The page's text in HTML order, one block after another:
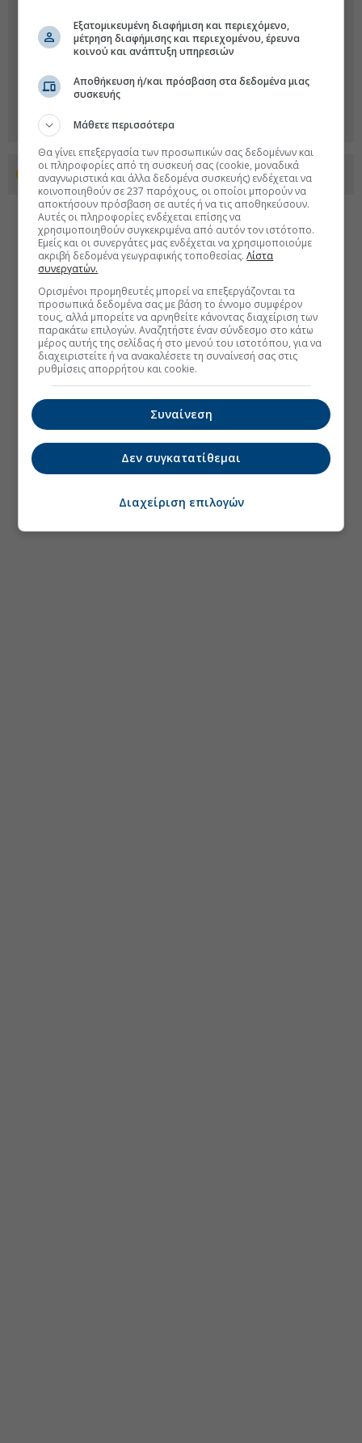
Προσθέστε το euro2day.gr στο Discover
Εξατομικευμένη διαφήμιση και περιεχόμενο,
μέτρηση διαφήμισης και περιεχομένου, έρευνα
κοινού και ανάπτυξη υπηρεσιών
Αποθήκευση ή/και πρόσβαση στα δεδομένα μιας
συσκευής
Μάθετε περισσότερα
Θα γίνει επεξεργασία των προσωπικών σας δεδομένων και
οι πληροφορίες από τη συσκευή σας (cookie, μοναδικά
αναγνωριστικά και άλλα δεδομένα συσκευής) ενδέχεται να
κοινοποιηθούν σε 237 παρόχους, οι οποίοι μπορούν να
αποκτήσουν πρόσβαση σε αυτές ή να τις αποθηκεύσουν.
Αυτές οι πληροφορίες ενδέχεται επίσης να
χρησιμοποιηθούν συγκεκριμένα από αυτόν τον ιστότοπο.
Εμείς και οι συνεργάτες μας ενδέχεται να χρησιμοποιούμε
ακριβή δεδομένα γεωγραφικής τοποθεσίας.Λίστα
συνεργατών.
Ορισμένοι προμηθευτές μπορεί να επεξεργάζονται τα
προσωπικά δεδομένα σας με βάση το έννομο συμφέρον
τους, αλλά μπορείτε να αρνηθείτε κάνοντας διαχείριση των
παρακάτω επιλογών. Αναζητήστε έναν σύνδεσμο στο κάτω
μέρος αυτής της σελίδας ή στο μενού του ιστοτόπου, για να
διαχειριστείτε ή να ανακαλέσετε τη συναίνεσή σας στις
ρυθμίσεις απορρήτου και cookie.
Συναίνεση
Δεν συγκατατίθεμαι
Διαχείριση επιλογών